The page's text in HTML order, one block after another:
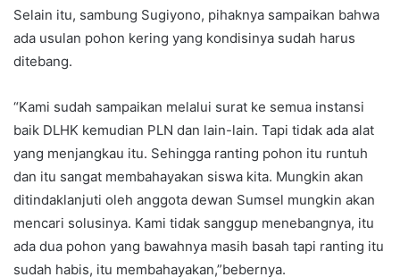
Selain itu, sambung Sugiyono, pihaknya sampaikan bahwa
ada usulan pohon kering yang kondisinya sudah harus
ditebang.
“Kami sudah sampaikan melalui surat ke semua instansi
baik DLHK kemudian PLN dan lain-lain. Tapi tidak ada alat
yang menjangkau itu. Sehingga ranting pohon itu runtuh
dan itu sangat membahayakan siswa kita. Mungkin akan
ditindaklanjuti oleh anggota dewan Sumsel mungkin akan
mencari solusinya. Kami tidak sanggup menebangnya, itu
ada dua pohon yang bawahnya masih basah tapi ranting itu
sudah habis, itu membahayakan,”bebernya.